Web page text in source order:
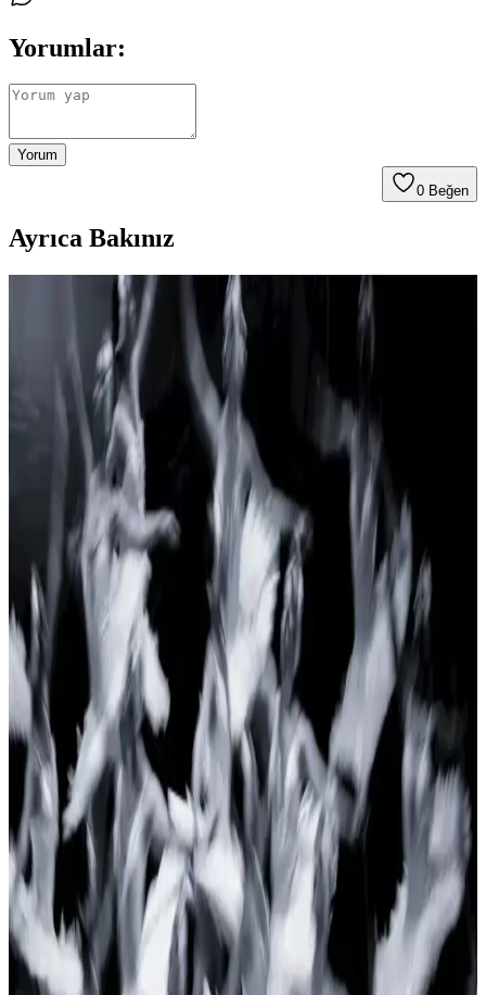
Yorumlar:
Yorum
0 Beğen
Ayrıca Bakınız
Razer Blade 14 (2025) İncelemesi: Tasarım,
Trackpad ve Teknik Sorunlar Üzerine Detaylı Analiz
Razer Blade 14 (2025) ince ve şık tasarımına rağmen trackpad,
batarya ve teknik destek sorunlarıyla kullanıcı deneyiminde sıkıntılar
yaşatıyor. Bu makalede detaylı sorun analizi sunuluyor.
Everest Mk7 ve RAZER Ornata V3 X
Karşılaştırması: Hangi Oyuncu Klavyesi Sizin İçin
Everest Mk7 ve RAZER Ornata V3 X, farklı teknolojiler ve
özelliklerle öne çıkan oyuncu klavyeleri. Everest Mk7 mekanik
tuşlar ve RGB aydınlatma sunarken, RAZER sessiz ve su geçirmez
tasarımıyla dikkat çekiyor. Hangi klavye sizin ihtiyaçlarınıza uygun?
Logitech G G305 LIGHTSPEED ve Razer Basilisk
V3 Karşılaştırması: Performans ve Özellikler Analizi
Logitech G G305 LIGHTSPEED ve Razer Basilisk V3'ün
performans, tasarım ve özelliklerini karşılaştırıyoruz. Hangi fare
sizin oyun tarzınıza uygun? Detaylar ve kullanıcı yorumlarıyla
kararınızı kolaylaştırıyoruz.
Corsair Void RGB Elite ve Razer Barracuda X
Kulaklık Karşılaştırması
İki popüler oyun kulaklığı Corsair Void RGB Elite ve Razer
Barracuda X'in özellikleri, performansları ve kullanıcı yorumlarıyla
detaylı karşılaştırması.
Razer Deathadder Essential ve Razer Deathadder
Essential Gaming Mouse Karşılaştırması